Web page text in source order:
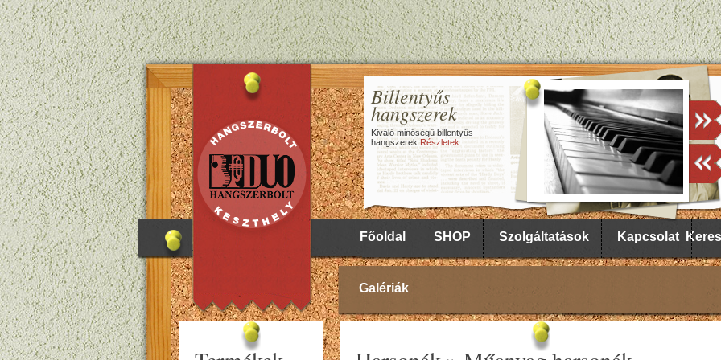
Billentyűs
hangszerek
Kiváló minőségű billentyűs
hangszerekRészletek
Főoldal SHOP Szolgáltatások Kapcsolat
Galériák